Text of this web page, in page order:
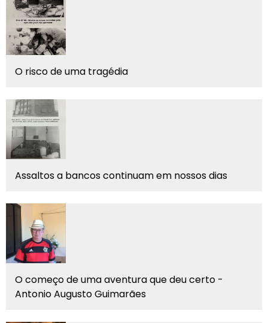
O risco de uma tragédia
Assaltos a bancos continuam em nossos dias
O começo de uma aventura que deu certo -
Antonio Augusto Guimarães